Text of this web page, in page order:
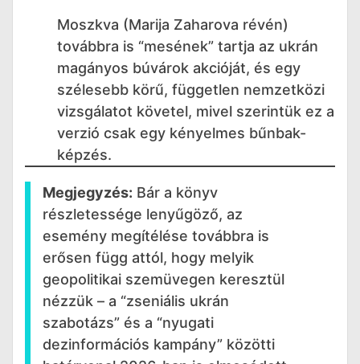
Moszkva (Marija Zaharova révén)
továbbra is “mesének” tartja az ukrán
magányos búvárok akcióját, és egy
szélesebb körű, független nemzetközi
vizsgálatot követel, mivel szerintük ez a
verzió csak egy kényelmes bűnbak-
képzés.
Megjegyzés: Bár a könyv
részletessége lenyűgöző, az
esemény megítélése továbbra is
erősen függ attól, hogy melyik
geopolitikai szemüvegen keresztül
nézzük – a “zseniális ukrán
szabotázs” és a “nyugati
dezinformációs kampány” közötti